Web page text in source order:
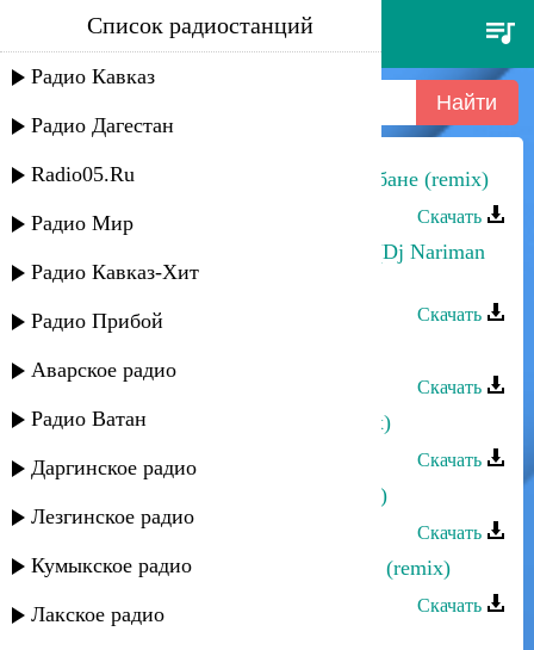
sandra - around my heart
(remix)
Список радиостанций
Радио Кавказ
Радио Дагестан
Radio05.Ru
Радио Мир
Радио Кавказ-Хит
Радио Прибой
Аварское радио
Радио Ватан
Даргинское радио
Лезгинское радио
Кумыкское радио
Лакское радио
Эльдар Мусаев - Поппури на барабане (remix)
Скачать
Шамиль Ханакаев - Огонь любви (Dj Nariman
Remix)
Скачать
Скачать
Прямое попадание - Джаная (remix)
Скачать
Эльчин Кулиев - Душа поет (remix)
Скачать
Руслан Магомедов - Таинственная (remix)
Скачать